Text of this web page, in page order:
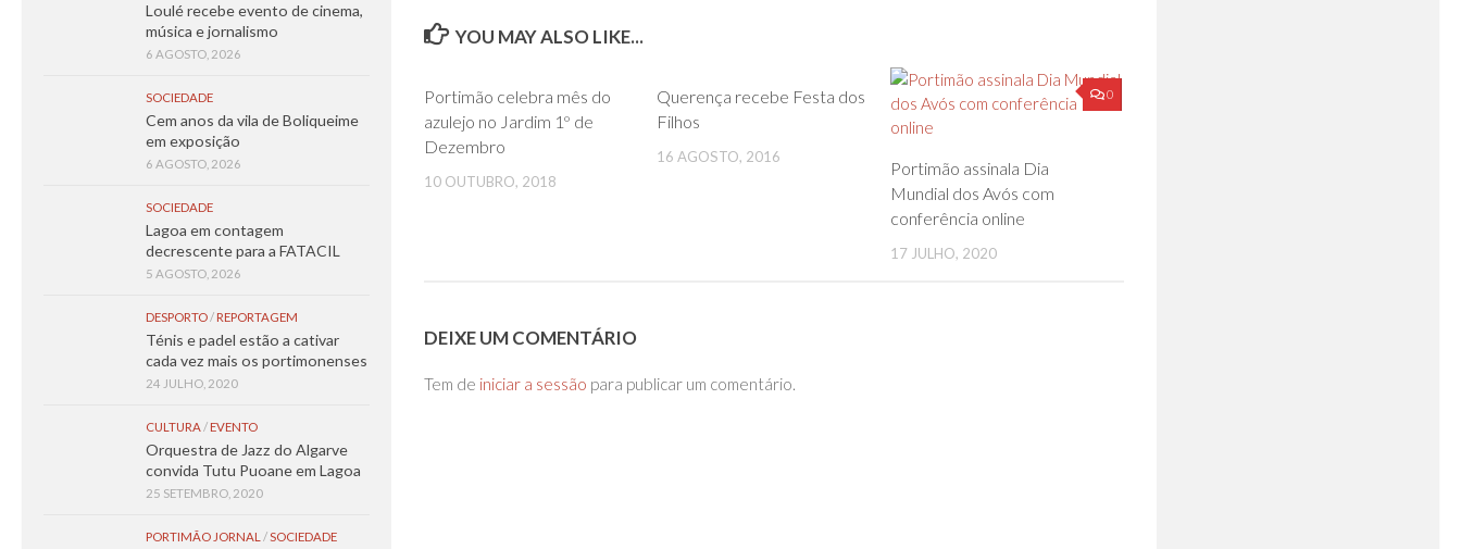
YOU MAY ALSO LIKE...
Portimão celebra mês do
azulejo no Jardim 1º de
Dezembro
10 OUTUBRO, 2018
Querença recebe Festa dos
Filhos
16 AGOSTO, 2016
0
Portimão assinala Dia
Mundial dos Avós com
conferência online
17 JULHO, 2020
DEIXE UM COMENTÁRIO
Tem de iniciar a sessão para publicar um comentário.
Loulé recebe evento de cinema,
música e jornalismo
6 AGOSTO, 2026
SOCIEDADE
Cem anos da vila de Boliqueime
em exposição
6 AGOSTO, 2026
SOCIEDADE
Lagoa em contagem
decrescente para a FATACIL
5 AGOSTO, 2026
DESPORTO/ REPORTAGEM
Ténis e padel estão a cativar
cada vez mais os portimonenses
24 JULHO, 2020
CULTURA/ EVENTO
Orquestra de Jazz do Algarve
convida Tutu Puoane em Lagoa
25 SETEMBRO, 2020
PORTIMÃO JORNAL /SOCIEDADE